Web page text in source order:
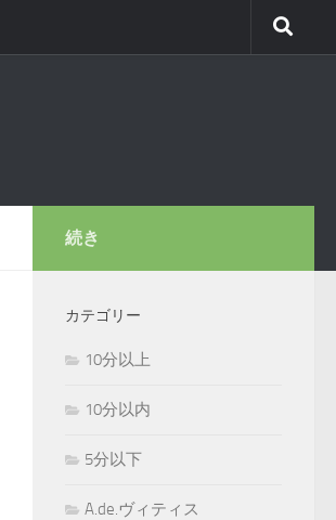
続き
カテゴリー
10分以上
10分以内
5分以下
A.de.ヴィティス